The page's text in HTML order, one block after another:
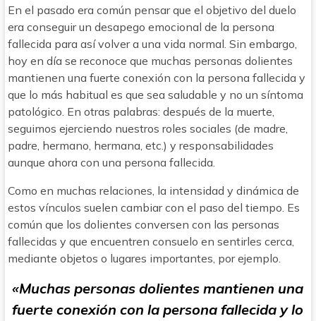
En el pasado era común pensar que el objetivo del duelo
era conseguir un desapego emocional de la persona
fallecida para así volver a una vida normal. Sin embargo,
hoy en día se reconoce que muchas personas dolientes
mantienen una fuerte conexión con la persona fallecida y
que lo más habitual es que sea saludable y no un síntoma
patológico. En otras palabras: después de la muerte,
seguimos ejerciendo nuestros roles sociales (de madre,
padre, hermano, hermana, etc.) y responsabilidades
aunque ahora con una persona fallecida.
Como en muchas relaciones, la intensidad y dinámica de
estos vínculos suelen cambiar con el paso del tiempo. Es
común que los dolientes conversen con las personas
fallecidas y que encuentren consuelo en sentirles cerca,
mediante objetos o lugares importantes, por ejemplo.
«Muchas personas dolientes mantienen una
fuerte conexión con la persona fallecida y lo